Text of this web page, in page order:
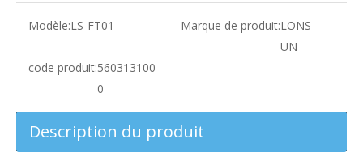
Modèle:LS-FT01 Marque de produit:LONS
UN
code produit:560313100
0
Description du produit